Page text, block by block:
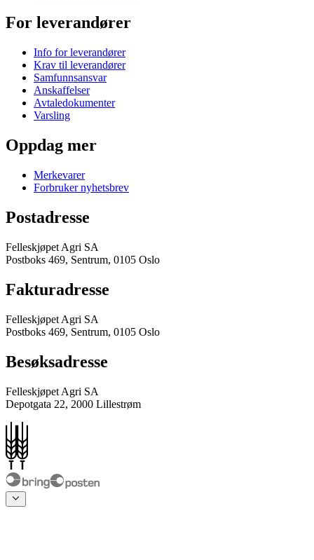
For leverandører
Info for leverandører
Krav til leverandører
Samfunnsansvar
Anskaffelser
Avtaledokumenter
Varsling
Oppdag mer
Merkevarer
Forbruker nyhetsbrev
Postadresse
Felleskjøpet Agri SA
Postboks 469, Sentrum, 0105 Oslo
Fakturadresse
Felleskjøpet Agri SA
Postboks 469, Sentrum, 0105 Oslo
Besøksadresse
Felleskjøpet Agri SA
Depotgata 22, 2000 Lillestrøm